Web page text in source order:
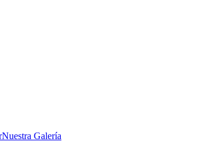
Nuestra Galería